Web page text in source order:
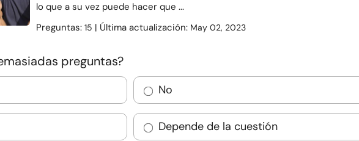
lo que a su vez puede hacer que ...
Preguntas: 15 | Última actualización: May 02, 2023
preguntas?
No
Depende de la cuestión